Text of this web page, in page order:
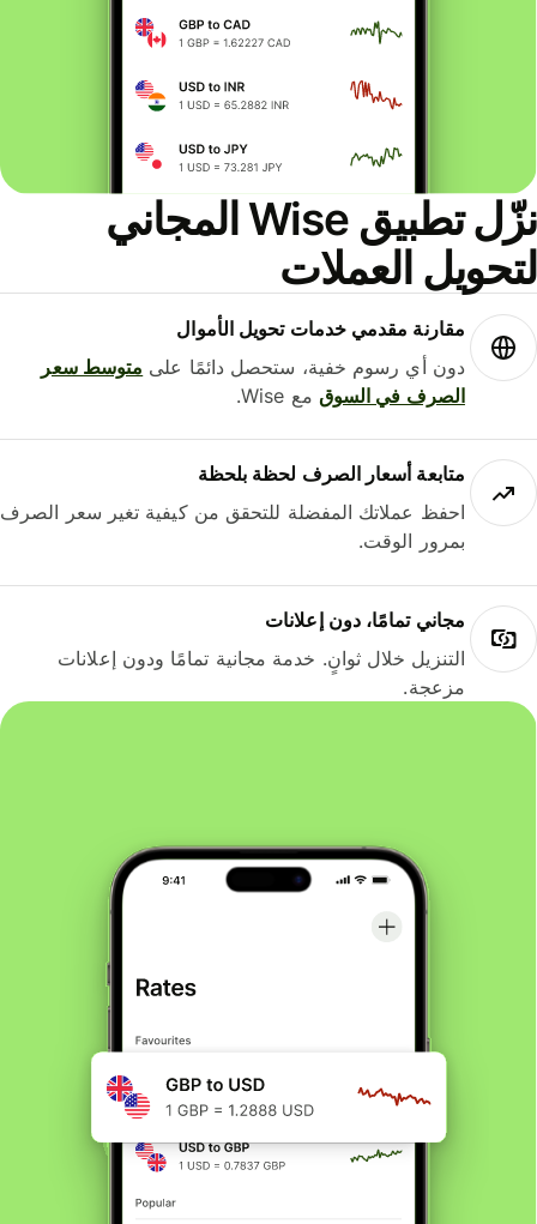
نزّل تطبيق Wise المجاني
العملات
مقارنة مقدمي خدمات تحويل الأموال
دون أي رسوم خفية، ستحصل دائمًا علىمتوسط ​​سعر
الصرف في السوقمع Wise.
متابعة أسعار الصرف لحظة بلحظة
احفظ عملاتك المفضلة للتحقق من كيفية تغير سعر الصرف
بمرور الوقت.
مجاني تمامًا، دون إعلانات
التنزيل خلال ثوانٍ. خدمة مجانية تمامًا ودون إعلانات
مزعجة.